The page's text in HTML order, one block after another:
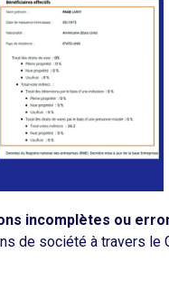
incomplètes ou
société à travers le